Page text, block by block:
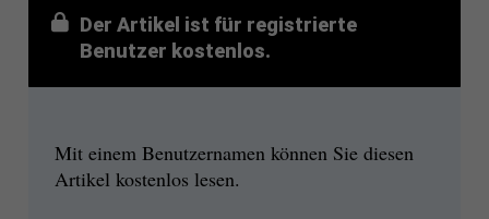
Der Artikel ist für registrierte
Benutzer kostenlos.
Mit einem Benutzernamen können Sie diesen
Artikel kostenlos lesen.